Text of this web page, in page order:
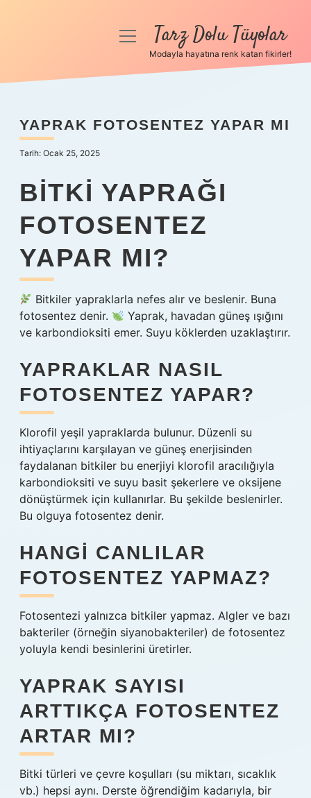
Anasayfa
Yasal Uyarı
menüyüTarz Dolu Tüyolar
Modayla hayatına renk katan fikirler!
YAPRAK FOTOSENTEZ YAPAR MI
Tarih: Ocak 25, 2025
BITKI YAPRAĞI
FOTOSENTEZ
YAPAR MI?
Bitkiler yapraklarla nefes alır ve beslenir. Buna
fotosentez denir.
Yaprak, havadan güneş ışığını
ve karbondioksiti emer. Suyu köklerden uzaklaştırır.
YAPRAKLAR NASIL
FOTOSENTEZ YAPAR?
Klorofil yeşil yapraklarda bulunur. Düzenli su
ihtiyaçlarını karşılayan ve güneş enerjisinden
faydalanan bitkiler bu enerjiyi klorofil aracılığıyla
karbondioksiti ve suyu basit şekerlere ve oksijene
dönüştürmek için kullanırlar. Bu şekilde beslenirler.
Bu olguya fotosentez denir.
HANGI CANLILAR
FOTOSENTEZ YAPMAZ?
Fotosentezi yalnızca bitkiler yapmaz. Algler ve bazı
bakteriler (örneğin siyanobakteriler) de fotosentez
yoluyla kendi besinlerini üretirler.
YAPRAK SAYISI
ARTTIKÇA FOTOSENTEZ
ARTAR MI?
Bitki türleri ve çevre koşulları (su miktarı, sıcaklık
vb.) hepsi aynı. Derste öğrendiğim kadarıyla, bir